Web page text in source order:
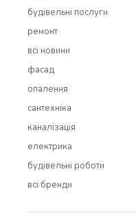
будівельні послуги
ремонт
всi новини
фасад
опалення
сантехніка
каналізація
електрика
будівельні роботи
всi бренди